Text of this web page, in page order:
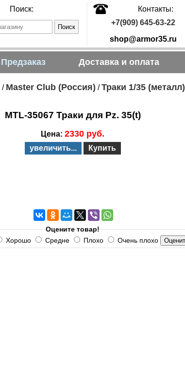
Поиск: Контакты:
+7(909) 645-63-22
shop@armor35.ru
Предзаказ Доставка и оплата
/ Master Club (Россия) /Траки 1/35 (металл)
MTL-35067 Траки для Pz. 35(t)
Цена: 2330 руб.
увеличить...
Купить
Оцените товар!
Хорошо Средне Плохо Очень плохо